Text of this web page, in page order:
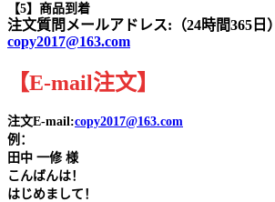
【5】商品到着
注文質問メールアドレス:（24時間365日）
copy2017@163.com
【E-mail注文】
注文E-mail:copy2017@163.com
例：
田中 一修 様
こんばんは！
はじめまして！